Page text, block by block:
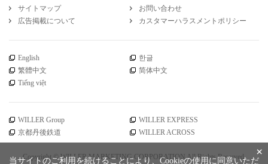
サイトマップ
お問い合わせ
広告掲載について
カスタマーハラスメントポリシー
English
한글
繁體中文
简体中文
Tiếng việt
WILLER Group
WILLER EXPRESS
京都丹後鉄道
WILLER ACROSS
Copyright © WILLER MARKETING CORPORATION All Rights Reserved. ×
当サイトのご利用を続けることにより、Cookieの使用に同意いただ